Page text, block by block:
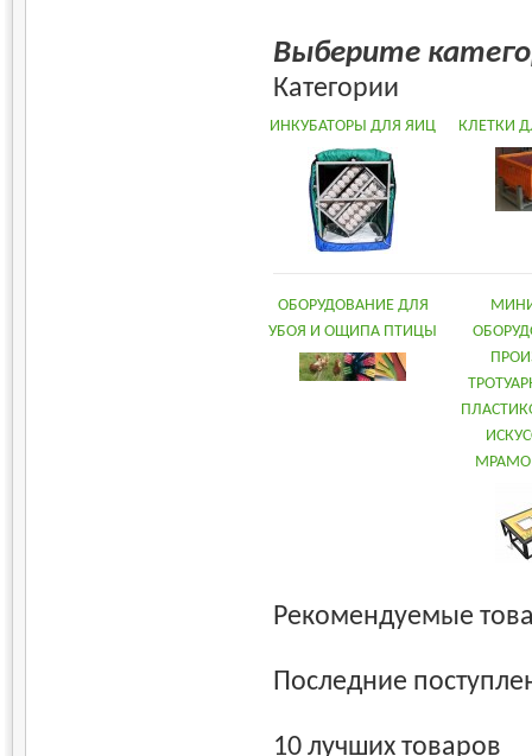
Выберите
Категории
ИНКУБАТОРЫ ДЛЯ ЯИЦ КЛЕТКИ
ОБОРУДОВАНИЕ ДЛЯ
УБОЯ И ОЩИПА ПТИЦЫ
Рекомендуемые
Последние
10 лучших товаров